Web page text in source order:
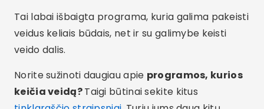
Tai labai išbaigta programa, kuria galima pakeisti
veidus keliais būdais, net ir su galimybe keisti
veido dalis.
Norite sužinoti daugiau apie programos, kurios
keičia veidą?Taigi būtinai sekite kitus